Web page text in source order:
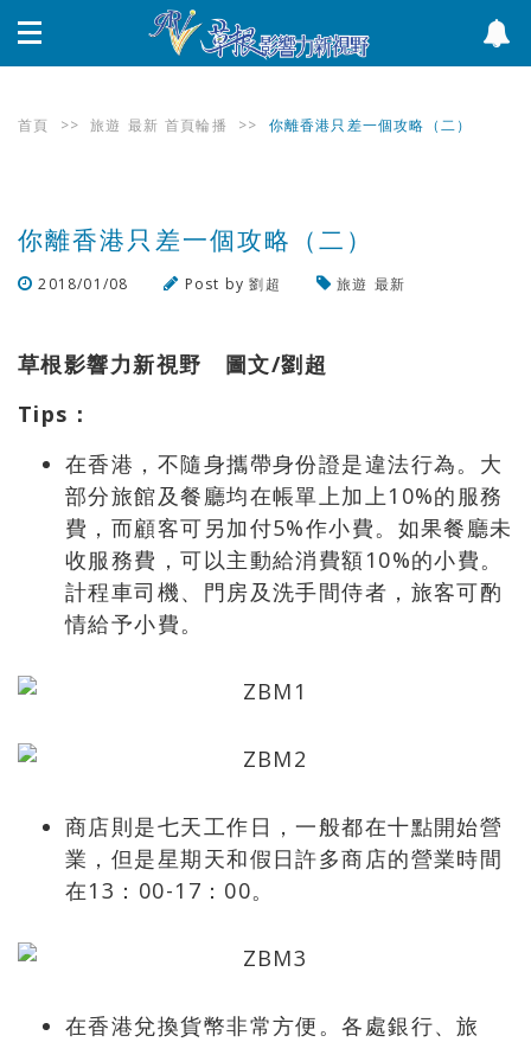
首頁 >> 旅遊 最新 首頁輪播 >> 你離香港只差一個攻略（二）
你離香港只差一個攻略（二）
2018/01/08 Post by劉超 旅遊 最新
草根影響力新視野 圖文/劉超
Tips ：
在香港，不隨身攜帶身份證是違法行為。大
部分旅館及餐廳均在帳單上加上10%的服務
費，而顧客可另加付5%作小費。如果餐廳未
收服務費，可以主動給消費額10%的小費。
計程車司機、門房及洗手間侍者，旅客可酌
情給予小費。
商店則是七天工作日，一般都在十點開始營
業，但是星期天和假日許多商店的營業時間
在13：00-17：00。
在香港兌換貨幣非常方便。各處銀行、旅